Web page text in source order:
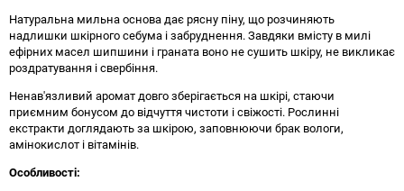
Натуральна мильна основа дає рясну піну, що розчиняють
надлишки шкірного себума і забруднення. Завдяки вмісту в милі
ефірних масел шипшини і граната воно не сушить шкіру, не викликає
роздратування і свербіння.
Ненав'язливий аромат довго зберігається на шкірі, стаючи
приємним бонусом до відчуття чистоти і свіжості. Рослинні
екстракти доглядають за шкірою, заповнюючи брак вологи,
амінокислот і вітамінів.
Особливості: